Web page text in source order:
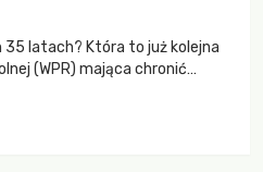
latach? Która to już kolejna
(WPR) mająca chronić